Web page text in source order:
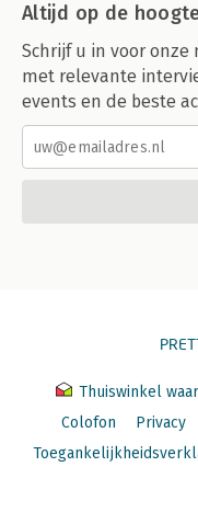
Altijd op de
Schrijf u in voor
met relevante
events en de beste
Thuiswinkel
Colofon
Privacy